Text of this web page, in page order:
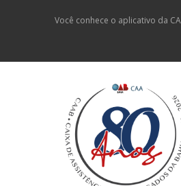
Você conhece o aplicativo da